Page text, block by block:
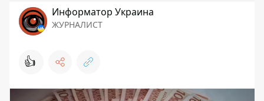
Информатор Украина
ЖУРНАЛИСТ
👍